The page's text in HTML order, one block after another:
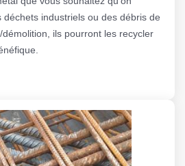
industriels ou des débris de
ils pourront les recycler